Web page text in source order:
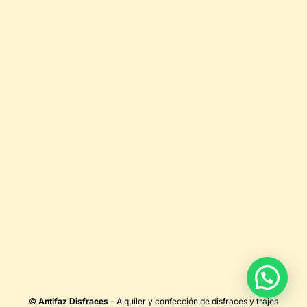
© Antifaz Disfraces - Alquiler y confección de disfraces y trajes